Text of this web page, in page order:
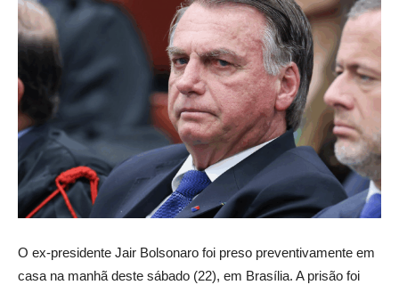
O ex-presidente Jair Bolsonaro foi preso preventivamente em
casa na manhã deste sábado (22), em Brasília. A prisão foi